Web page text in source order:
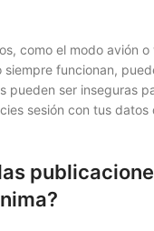
como el modo avión
siempre funcionan,
pueden ser inseguras
sesión con tus datos